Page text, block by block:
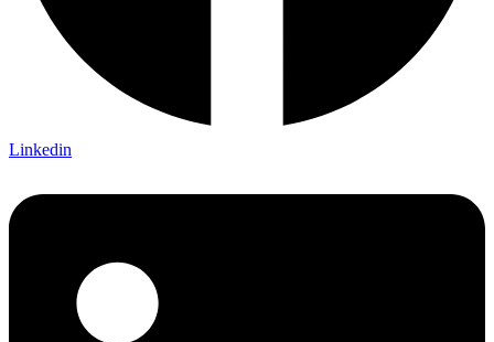
Linkedin